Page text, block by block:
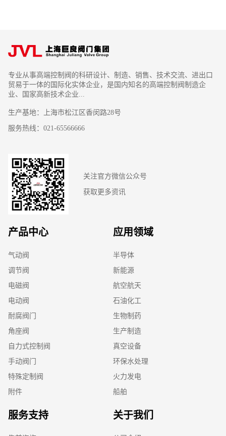
专业从事高端控制阀的科研设计、制造、销售、技术交流、进出口
贸易于一体的国际化实体企业，是国内知名的高端控制阀制造企
业、国家高新技术企业...
生产基地：上海市松江区香闵路28号
服务热线：021-65566666
关注官方微信公众号
获取更多资讯
产品中心
气动阀
调节阀
电磁阀
电动阀
耐腐阀门
角座阀
自力式控制阀
手动阀门
特殊定制阀
附件
应用领域
半导体
新能源
航空航天
石油化工
生物制药
生产制造
真空设备
环保水处理
火力发电
船舶
服务支持 关于我们